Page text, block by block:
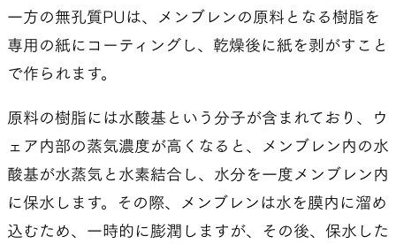
一方の無孔質PUは、メンブレンの原料となる樹脂を
専用の紙にコーティングし、乾燥後に紙を剥がすこと
で作られます。
原料の樹脂には水酸基という分子が含まれており、ウ
ェア内部の蒸気濃度が高くなると、メンブレン内の水
酸基が水蒸気と水素結合し、水分を一度メンブレン内
に保水します。その際、メンブレンは水を膜内に溜め
込むため、一時的に膨潤しますが、その後、保水した